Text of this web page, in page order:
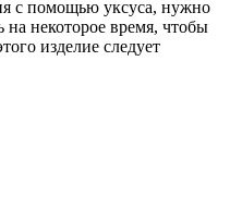
с помощью уксуса, нужно
на некоторое время, чтобы
изделие следует